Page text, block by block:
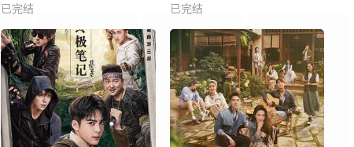
已完结
已完结